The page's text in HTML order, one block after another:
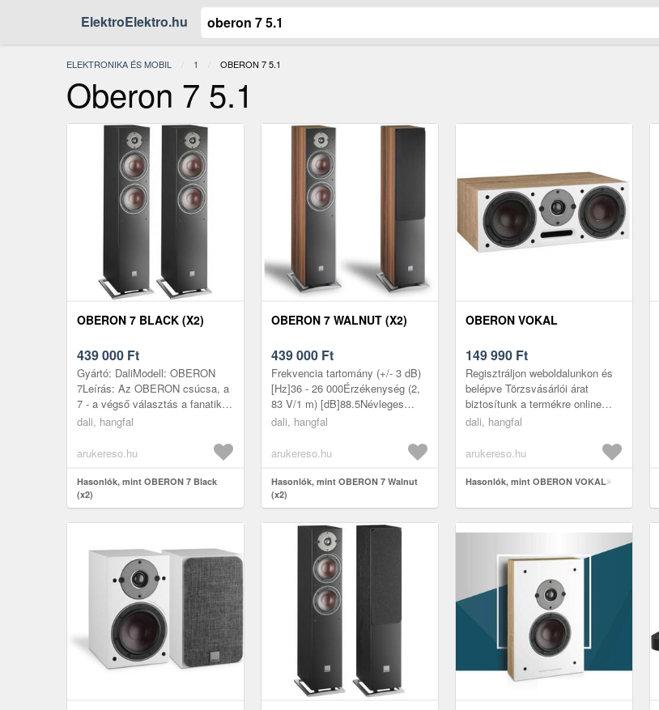
ElektroElektro.hu
ELEKTRONIKA ÉS MOBIL 1 JELENLEGI:
OBERON 7 5.1
Oberon 7 5.1
OBERON 7 BLACK (X2)
439 000 Ft
Gyártó: DaliModell: OBERON
7Leírás: Az OBERON csúcsa, a
7 - a végső választás a fanatikus
audio rajongók számára. A
komprom...
dali, hangfal
arukereso.hu
Hasonlók, mint OBERON 7 Black
(x2)
OBERON 7 WALNUT (X2)
439 000 Ft
Frekvencia tartomány (+/- 3 dB)
[Hz]36 - 26 000Érzékenység (2,
83 V/1 m) [dB]88.5Névleges
impedancia [O]6Maximális
[dB]110Ajánlott ...
dali, hangfal
arukereso.hu
Hasonlók, mint OBERON 7 Walnut
(x2)
OBERON VOKAL
149 990 Ft
Regisztráljon weboldalunkon és
belépve Törzsvásárlói árat
biztosítunk a termékre online
vásárlás megrendelés esetén! A
ti...
dali, hangfal
arukereso.hu
Hasonlók, mint OBERON VOKAL